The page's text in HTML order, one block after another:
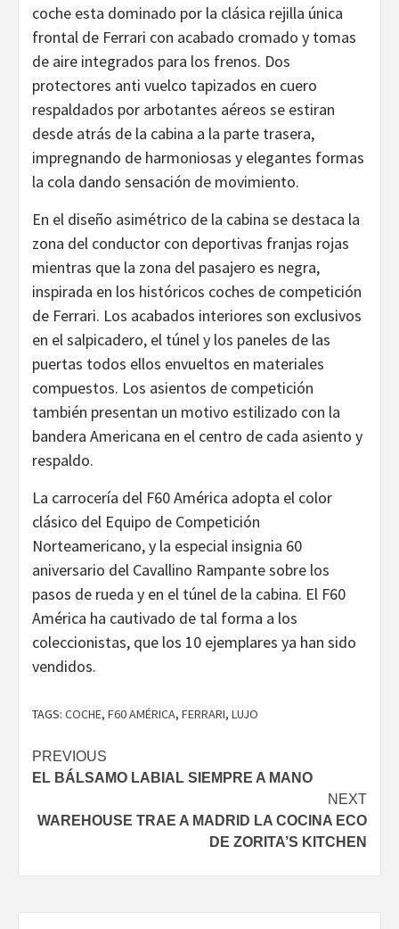
coche esta dominado por la clásica rejilla única
frontal de Ferrari con acabado cromado y tomas
de aire integrados para los frenos. Dos
protectores anti vuelco tapizados en cuero
respaldados por arbotantes aéreos se estiran
desde atrás de la cabina a la parte trasera,
impregnando de harmoniosas y elegantes formas
la cola dando sensación de movimiento.
En el diseño asimétrico de la cabina se destaca la
zona del conductor con deportivas franjas rojas
mientras que la zona del pasajero es negra,
inspirada en los históricos coches de competición
de Ferrari. Los acabados interiores son exclusivos
en el salpicadero, el túnel y los paneles de las
puertas todos ellos envueltos en materiales
compuestos. Los asientos de competición
también presentan un motivo estilizado con la
bandera Americana en el centro de cada asiento y
respaldo.
La carrocería del F60 América adopta el color
clásico del Equipo de Competición
Norteamericano, y la especial insignia 60
aniversario del Cavallino Rampante sobre los
pasos de rueda y en el túnel de la cabina. El F60
América ha cautivado de tal forma a los
coleccionistas, que los 10 ejemplares ya han sido
vendidos.
TAGS: COCHE, F60 AMÉRICA, FERRARI, LUJO
Continue
Reading
PREVIOUS
EL BÁLSAMO LABIAL SIEMPRE A MANO
NEXT
WAREHOUSE TRAE A MADRID LA COCINA ECO
DE ZORITA’S KITCHEN